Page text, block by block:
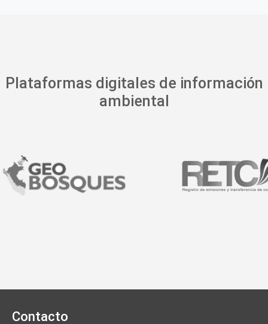
Plataformas digitales de información
ambiental
Contacto